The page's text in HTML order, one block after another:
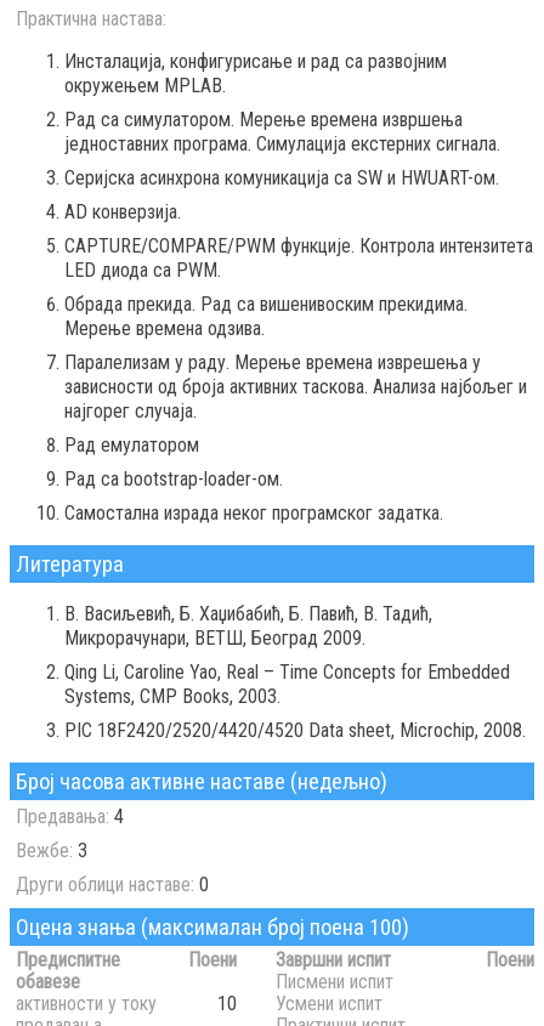
Практична настава:
Инсталација, конфигурисање и рад са развојним
окружењем MPLAB.
Рад са симулатором. Мерење времена извршења
једноставних програма. Симулација екстерних сигнала.
Серијска асинхрона комуникација са SW и HWUART-ом.
АD конверзија.
CAPTURE/COMPARE/PWM функције. Контрола интензитета
LED диода са PWM.
Обрада прекида. Рад са вишенивоским прекидима.
Мерење времена одзива.
Паралелизам у раду. Мерење времена изврешења у
зависности од броја активних таскова. Анализа најбољег и
најгорег случаја.
Рад емулатором
Рад са bootstrap-loader-ом.
Самостална израда неког програмског задатка.
Литература
В. Васиљевић, Б. Хаџибабић, Б. Павић, В. Тадић,
Микрорачунари, ВЕТШ, Београд 2009.
Qing Li, Caroline Yao, Real – Time Concepts for Embedded
Systems, CMP Books, 2003.
PIC 18F2420/2520/4420/4520 Data sheet, Microchip, 2008.
Број часова активне наставе (недељно)
Предавања: 4
Вежбе: 3
Други облици наставе: 0
Оцена знања (максималан број поена 100)
Предиспитне
обавезе
Поени
активности у току
10
Завршни испит
Поени
Писмени испит
Усмени испит